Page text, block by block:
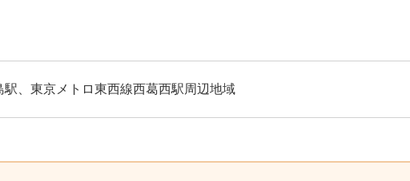
、東京メトロ東西線西葛西駅周辺地域